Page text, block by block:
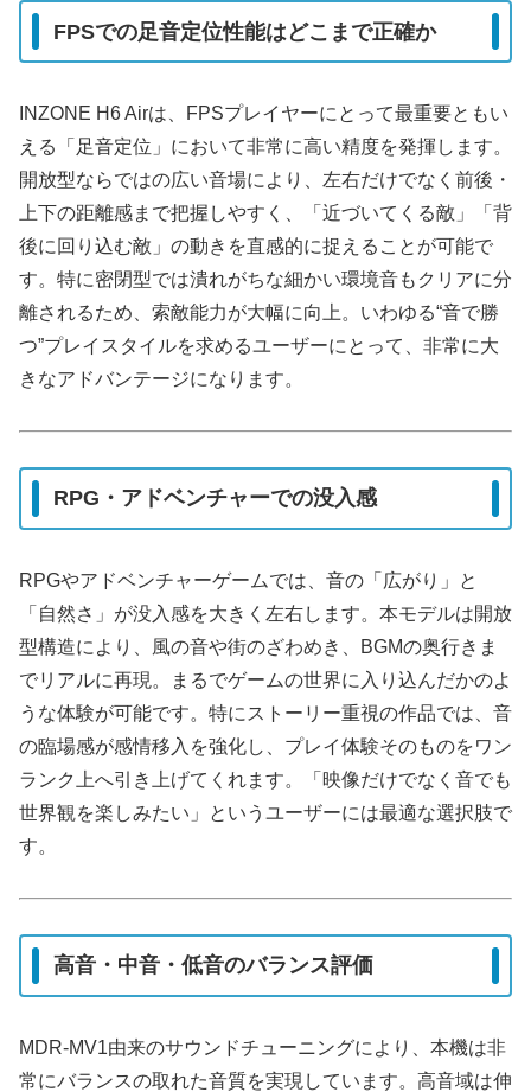
FPSでの足音定位性能はどこまで正確か
INZONE H6 Airは、FPSプレイヤーにとって最重要ともい
える「足音定位」において非常に高い精度を発揮します。
開放型ならではの広い音場により、左右だけでなく前後・
上下の距離感まで把握しやすく、「近づいてくる敵」「背
後に回り込む敵」の動きを直感的に捉えることが可能で
す。特に密閉型では潰れがちな細かい環境音もクリアに分
離されるため、索敵能力が大幅に向上。いわゆる“音で勝
つ”プレイスタイルを求めるユーザーにとって、非常に大
きなアドバンテージになります。
RPG・アドベンチャーでの没入感
RPGやアドベンチャーゲームでは、音の「広がり」と
「自然さ」が没入感を大きく左右します。本モデルは開放
型構造により、風の音や街のざわめき、BGMの奥行きま
でリアルに再現。まるでゲームの世界に入り込んだかのよ
うな体験が可能です。特にストーリー重視の作品では、音
の臨場感が感情移入を強化し、プレイ体験そのものをワン
ランク上へ引き上げてくれます。「映像だけでなく音でも
世界観を楽しみたい」というユーザーには最適な選択肢で
す。
高音・中音・低音のバランス評価
MDR-MV1由来のサウンドチューニングにより、本機は非
常にバランスの取れた音質を実現しています。高音域は伸